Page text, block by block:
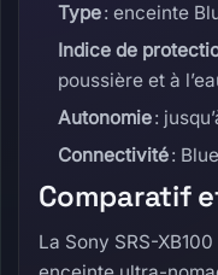
Type: enceinte
Indice de
poussière et à
Autonomie:
Connectivité:
Comparatif
La Sony SRS-